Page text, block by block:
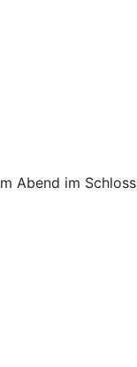
Abend im